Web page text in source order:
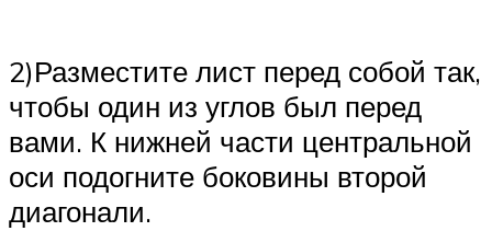
2)Разместите лист перед собой так,
чтобы один из углов был перед
вами. К нижней части центральной
оси подогните боковины второй
диагонали.